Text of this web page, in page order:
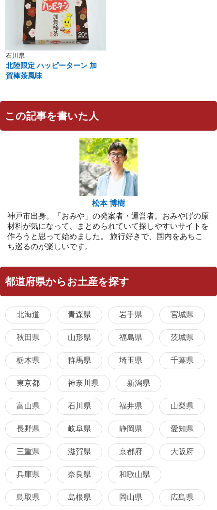
石川県
北陸限定 ハッピーターン 加
賀棒茶風味
この記事を書いた人
松本 博樹
神戸市出身。「おみや」の発案者・運営者。おみやげの原
材料が気になって、まとめられていて探しやすいサイトを
作ろうと思って始めました。 旅行好きで、国内をあちこ
ち巡るのが楽しいです。
都道府県からお土産を探す
北海道 青森県 岩手県 宮城県
秋田県 山形県 福島県 茨城県
栃木県 群馬県 埼玉県 千葉県
東京都 神奈川県 新潟県
富山県 石川県 福井県 山梨県
長野県 岐阜県 静岡県 愛知県
三重県 滋賀県 京都府 大阪府
兵庫県 奈良県 和歌山県
鳥取県 島根県 岡山県 広島県